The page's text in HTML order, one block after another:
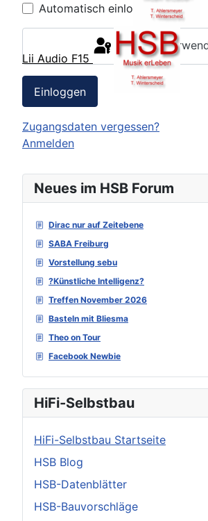
Lii Audio F15
Neues im HSB Forum
Dirac nur auf Zeitebene
SABA Freiburg
Vorstellung sebu
?Künstliche Intelligenz?
Treffen November 2026
Basteln mit Bliesma
Theo on Tour
Facebook Newbie
HiFi-Selbstbau
HiFi-Selbstbau Startseite
HSB Blog
HSB-Datenblätter
HSB-Bauvorschläge
Automatisch einloggen
Passkey
Einloggen
Zugangsdaten vergessen?
Anmelden